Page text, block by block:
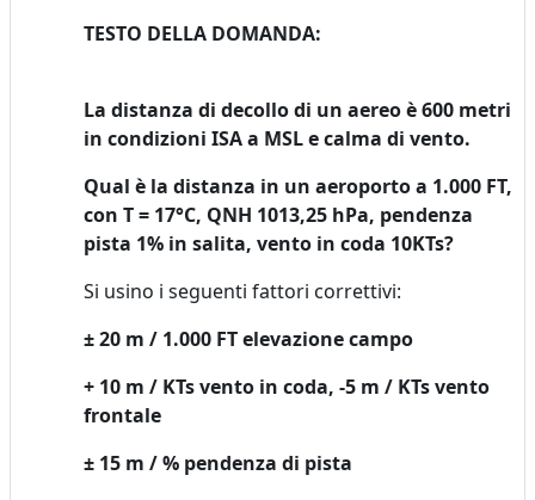
TESTO DELLA DOMANDA:
La distanza di decollo di un aereo è 600 metri
in condizioni ISA a MSL e calma di vento.
Qual è la distanza in un aeroporto a 1.000 FT,
con T = 17°C, QNH 1013,25 hPa, pendenza
pista 1% in salita, vento in coda 10KTs?
Si usino i seguenti fattori correttivi:
± 20 m / 1.000 FT elevazione campo
+ 10 m / KTs vento in coda, -5 m / KTs vento
frontale
± 15 m / % pendenza di pista